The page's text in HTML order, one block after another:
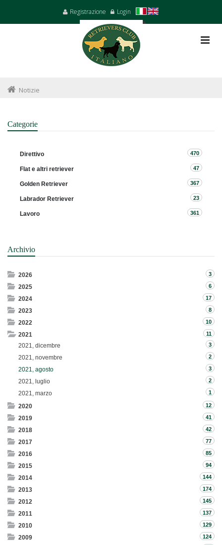
Registrazione Login
Notizie
Categorie
Direttivo 470
Flat e altri retriever 47
Golden Retriever 367
Labrador Retriever 23
Lavoro 361
Archivio
2026 3
2025 6
2024 17
2023 8
2022 10
2021 11
2021, dicembre 3
2021, novembre 2
2021, agosto 3
2021, luglio 2
2021, marzo 1
2020 12
2019 41
2018 42
2017 77
2016 85
2015 94
2014 144
2013 174
2012 145
2011 137
2010 129
2009 124